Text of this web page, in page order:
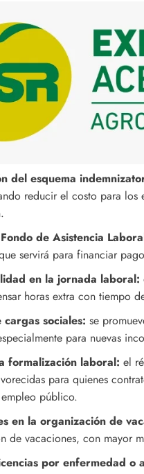
del esquema
reducir el costo para los
de Asistencia
servirá para financiar
en la jornada laboral:
horas extra con tiempo
cargas sociales: se
para nuevas
formalización laboral: el
para quienes
público.
en la organización de
de vacaciones, con mayor
por enfermedad o